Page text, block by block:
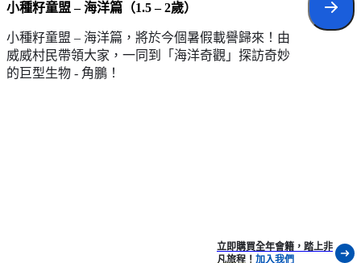
小種籽童盟 – 海洋篇（1.5 – 2歲）
小種籽童盟 – 海洋篇，將於今個暑假載譽歸來！由
威威村民帶領大家，一同到「海洋奇觀」探訪奇妙
的巨型生物 - 角鵬！
立即購買全年會籍，踏上非
凡旅程！ 加入我們